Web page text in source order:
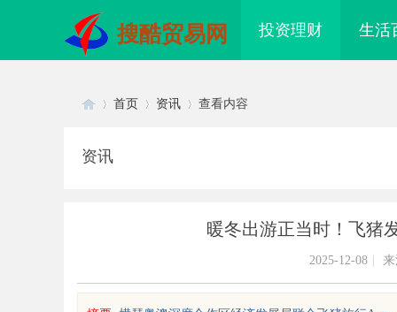
搜酷贸易网 投资理财 生活
首页 资讯 查看内容
资讯
暖冬出游正当时！飞猪
2025-12-08